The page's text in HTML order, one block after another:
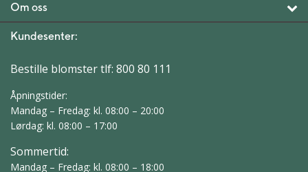
Om oss
Kundesenter:
Bestille blomster tlf: 800 80 111
Åpningstider:
Mandag – Fredag: kl. 08:00 – 20:00
Lørdag: kl. 08:00 – 17:00
Sommertid:
Mandag – Fredag: kl. 08:00 – 18:00